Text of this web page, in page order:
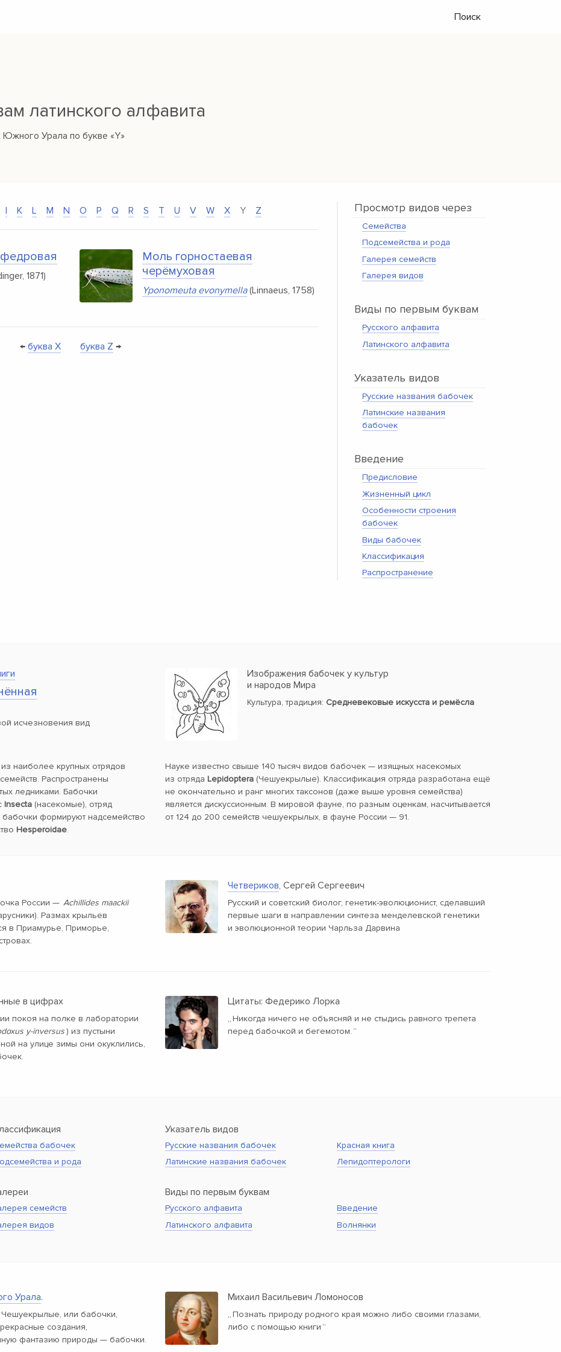
Поиск
латинского алфавита
Южного Урала по букве «Y»
I K L M N O P Q R S T U V W X Y Z
1871)
Моль горностаевая
черёмуховая
Yponomeuta evonymella(Linnaeus, 1758)
← буква X буква Z →
Просмотр видов через
Семейства
Подсемейства и рода
Галерея семейств
Галерея видов
Виды по первым буквам
Русского алфавита
Латинского алфавита
Указатель видов
Русские названия бабочек
Латинские названия
бабочек
Введение
Предисловие
Жизненный цикл
Особенности строения
бабочек
Виды бабочек
Классификация
Распространение
исчезновения вид
Изображения бабочек у культур
и народов Мира
Культура, традиция: Средневековые искусста и ремёсла
наиболее крупных отрядов
Распространены
ледниками. Бабочки
Insecta (насекомые), отряд
формируют надсемейство
Hesperoidae.
Науке известно свыше 140 тысяч видов бабочек — изящных насекомых
из отряда Lepidoptera (Чешуекрылые). Классификация отряда разработана ещё
не окончательно и ранг многих таксонов (даже выше уровня семейства)
является дискуссионным. В мировой фауне, по разным оценкам, насчитывается
от 124 до 200 семейств чешуекрылых, в фауне России — 91.
России — Achillides maackii
Размах крыльев
в Приамурье, Приморье,
Четвериков, Сергей Сергеевич
Русский и советский биолог, генетик-эволюционист, сделавший
первые шаги в направлении синтеза менделевской генетики
и эволюционной теории Чарльза Дарвина
в цифрах
покоя на полке в лаборатории
y-inversus ) из пустыни
на улице зимы они окуклились,
Цитаты: Федерико Лорка
„Никогда ничего не объясняй и не стыдись равного трепета
перед бабочкой и бегемотом. “
бабочек
и рода
семейств
видов
Указатель видов
Русские названия бабочек
Латинские названия бабочек
Виды по первым буквам
Русского алфавита
Латинского алфавита
Красная книга
Лепидоптерологи
Введение
Волнянки
Урала.
или бабочки,
создания,
фантазию природы — бабочки.
Михаил Васильевич Ломоносов
„Познать природу родного края можно либо своими глазами,
либо с помощью книги “